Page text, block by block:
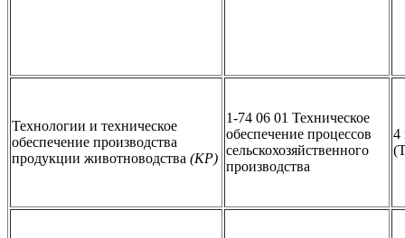
Технологии и техническое
обеспечение производства
продукции животноводства (КР)
1-74 06 01 Техническое
обеспечение процессов
сельскохозяйственного
производства
4